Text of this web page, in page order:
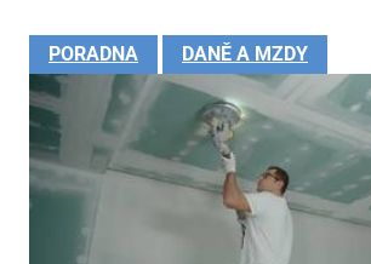
PORADNA DANĚ A MZDY